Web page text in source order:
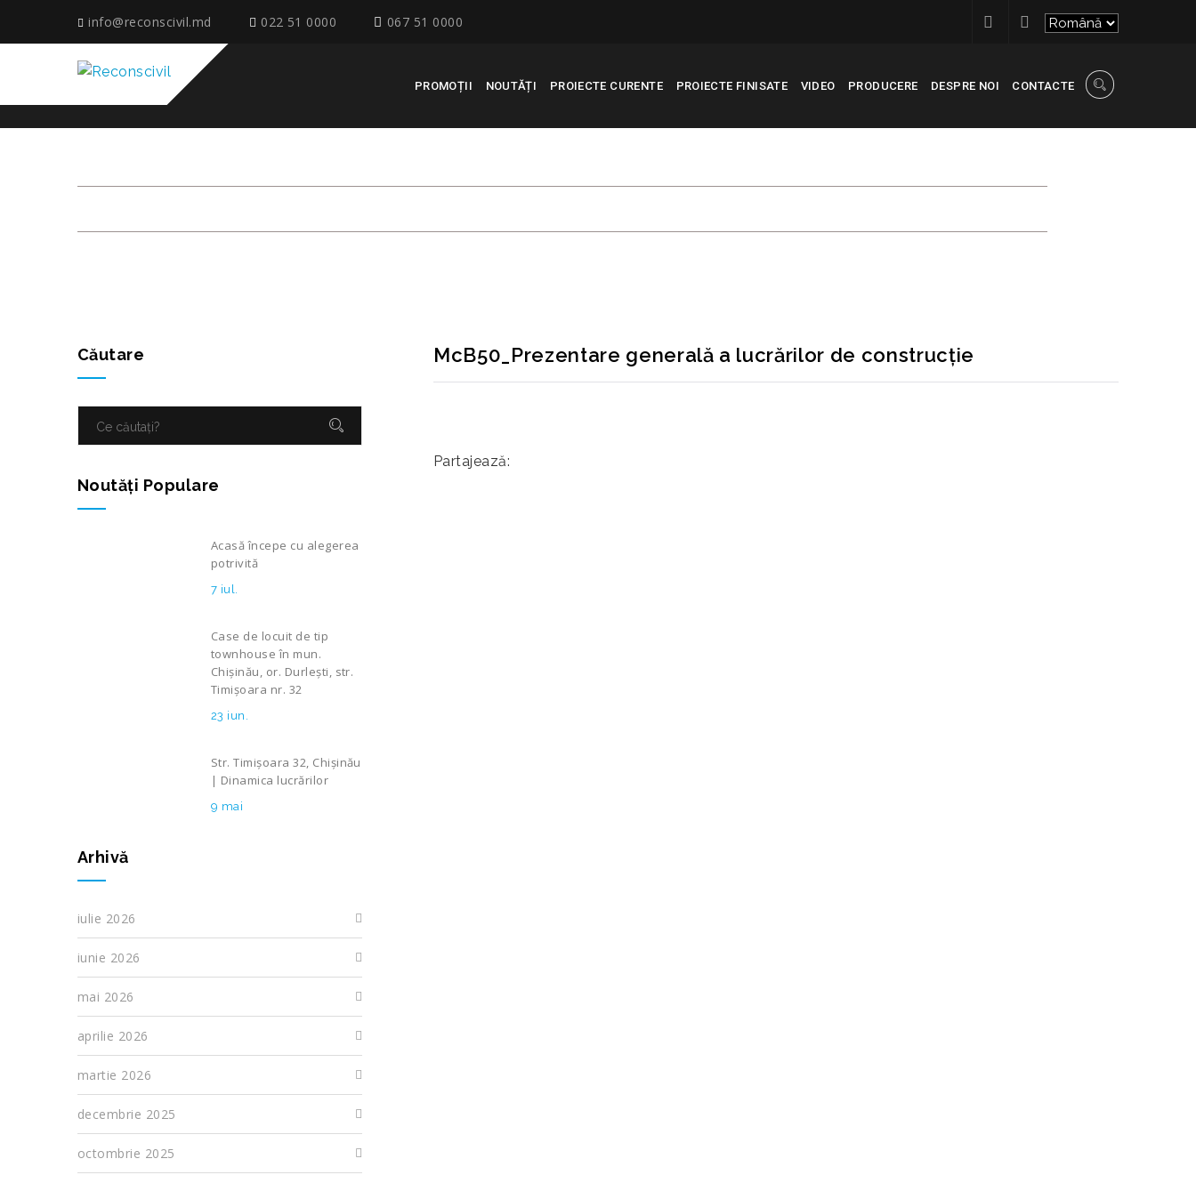
info@reconscivil.md 022 51 0000 067 51 0000
PROMOȚII NOUTĂȚI PROIECTE CURENTE PROIECTE FINISATE VIDEO PRODUCERE DESPRE NOI CONTACTE
Căutare
Noutăţi Populare
Acasă începe cu alegerea
potrivită
7 iul.
Case de locuit de tip
townhouse în mun.
Chișinău, or. Durlești, str.
Timișoara nr. 32
23 iun.
Str. Timișoara 32, Chișinău
| Dinamica lucrărilor
9 mai
Arhivă
iulie 2026
iunie 2026
mai 2026
aprilie 2026
martie 2026
decembrie 2025
octombrie 2025
McB50_Prezentare generală a lucrărilor de construcție
Partajează: